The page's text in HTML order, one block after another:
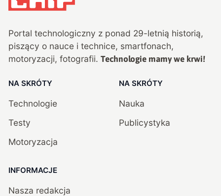
Portal technologiczny z ponad 29-letnią historią,
piszący o nauce i technice, smartfonach,
motoryzacji, fotografii. Technologie mamy we krwi!
NA SKRÓTY
Technologie
Testy
Motoryzacja
NA SKRÓTY
Nauka
Publicystyka
INFORMACJE
Nasza redakcja